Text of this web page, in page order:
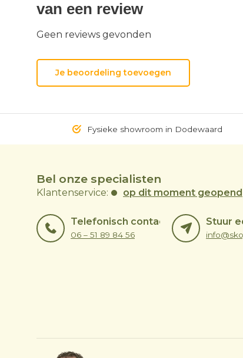
van een review
Geen reviews gevonden
Je beoordeling toevoegen
Fysieke showroom in Dodewaard
Bel onze specialisten
Klantenservice: op dit moment geopend
Telefonisch contact
06 – 51 89 84 56
Stuur